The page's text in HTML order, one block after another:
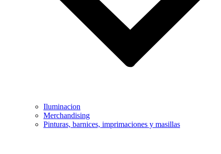
Iluminacion
Merchandising
Pinturas, barnices, imprimaciones y masillas